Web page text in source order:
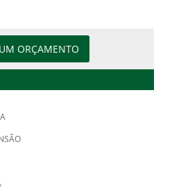
ORÇAMENTO